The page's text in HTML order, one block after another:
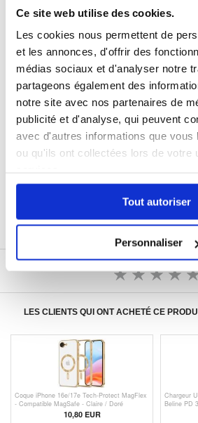
Ce site web utilise des cookies.
Les cookies nous permettent de
et les annonces, d'offrir des
médias sociaux et d'analyser notre
partageons également des
notre site avec nos partenaires de
publicité et d'analyse, qui peuvent
avec d'autres informations que vous
ou qu'ils ont collectées lors de votre
Tout autoriser
Personnaliser
EAN: 5714122524591
Catégories associées:Accessoires téléphone ,
LIVRAISON RAPIDE
POUR LES MEMBRES DU CLUB24
POLITIQUE DE RETOUR DE 30 JOURS
SATISFAITS
ÉCRIRE UN AVIS
LES CLIENTS QUI ONT ACHETÉ CE
Coque iPhone 16e/17e Tech-Protect MagFlex
- Compatible MagSafe - Claire / Doré
10,80 EUR
Chargeur
Beline PD
Max/16